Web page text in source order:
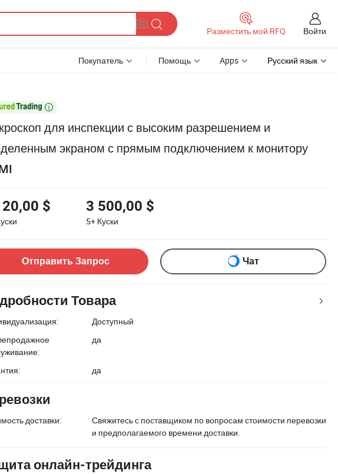
Разместить мой RFQ Войти
Покупатель Помощь Apps Русский язык

для инспекции с высоким разрешением и
экраном с прямым подключением к монитору
$ 3 500,00 $
5+ Куски
Отправить Запрос Чат
Товара
Доступный
да
да
доставки:
Свяжитесь с поставщиком по вопросам стоимости перевозки
и предполагаемого времени доставки.
онлайн-трейдинга